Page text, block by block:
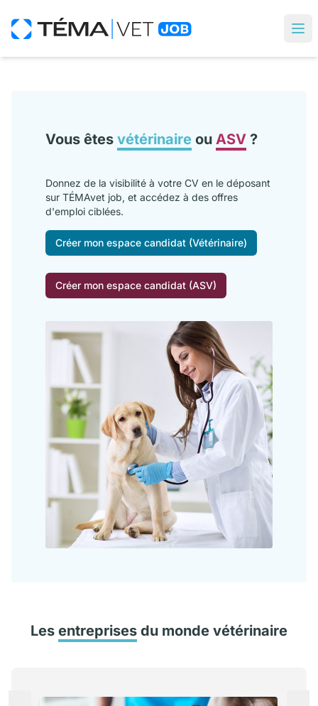
Vous êtes vétérinaire ou ASV ?
Donnez de la visibilité à votre CV en le déposant
sur TÉMAvet job, et accédez à des offres
d'emploi ciblées.
Créer mon espace candidat (Vétérinaire)
Créer mon espace candidat (ASV)
Les entreprises du monde vétérinaire